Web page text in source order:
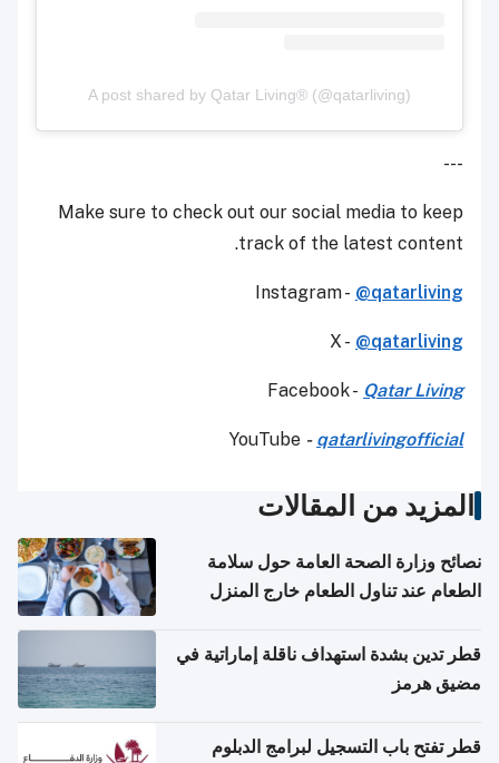
A post shared by Qatar Living® (@qatarliving)
---
Make sure to check out our social media to keep
track of the latest content.
Instagram - @qatarliving
X - @qatarliving
Facebook - Qatar Living
YouTube - qatarlivingofficial
المزيد من المقالات
نصائح وزارة الصحة العامة حول سلامة
الطعام عند تناول الطعام خارج المنزل
قطر تدين بشدة استهداف ناقلة إماراتية في
مضيق هرمز
قطر تفتح باب التسجيل لبرامج الدبلوم